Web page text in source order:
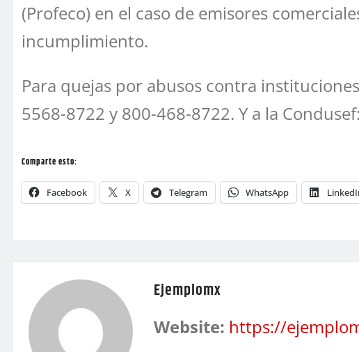
(Profeco) en el caso de emisores
incumplimiento.
Para quejas por abusos contra
5568-8722 y 800-468-8722. Y a la
Comparte esto:
Facebook X Telegram WhatsApp
Ejemplomx
Website: https://